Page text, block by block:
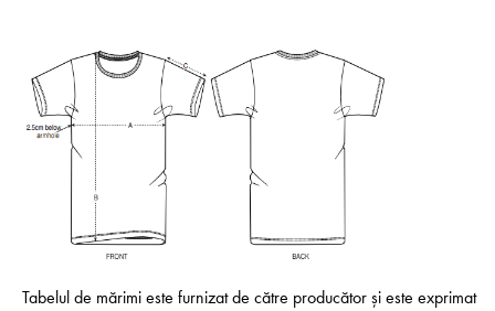
Tabelul de mărimi este furnizat de către producător și este exprimat